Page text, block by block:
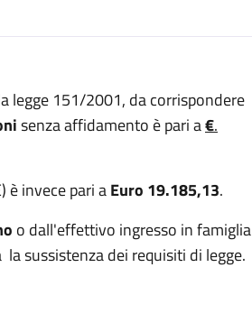
legge 151/2001, da corrispondere
senza affidamento è pari a€.
è invece pari aEuro 19.185,13.
o dall'effettivo ingresso in famiglia
sussistenza dei requisiti di legge.